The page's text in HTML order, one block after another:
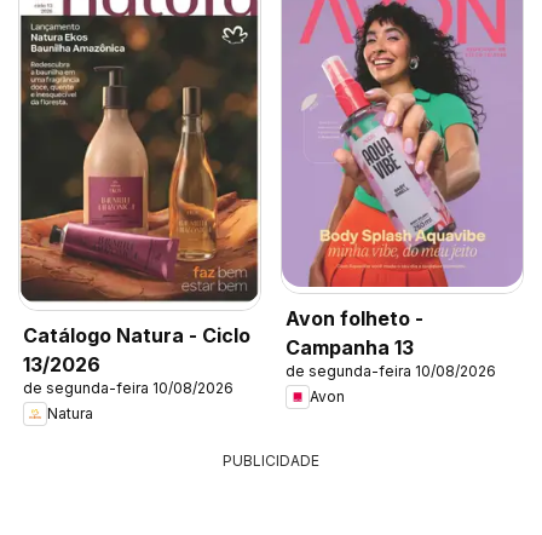
Catálogo Natura - Ciclo
13/2026
de segunda-feira 10/08/2026
Natura
Avon folheto -
Campanha 13
de segunda-feira 10/08/2026
Avon
PUBLICIDADE